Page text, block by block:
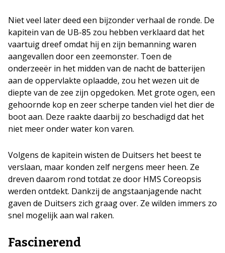
Niet veel later deed een bijzonder verhaal de ronde. De
kapitein van de UB-85 zou hebben verklaard dat het
vaartuig dreef omdat hij en zijn bemanning waren
aangevallen door een zeemonster. Toen de
onderzeeër in het midden van de nacht de batterijen
aan de oppervlakte oplaadde, zou het wezen uit de
diepte van de zee zijn opgedoken. Met grote ogen, een
gehoornde kop en zeer scherpe tanden viel het dier de
boot aan. Deze raakte daarbij zo beschadigd dat het
niet meer onder water kon varen.
Volgens de kapitein wisten de Duitsers het beest te
verslaan, maar konden zelf nergens meer heen. Ze
dreven daarom rond totdat ze door HMS Coreopsis
werden ontdekt. Dankzij de angstaanjagende nacht
gaven de Duitsers zich graag over. Ze wilden immers zo
snel mogelijk aan wal raken.
Fascinerend